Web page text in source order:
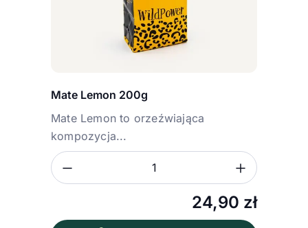
Mate Lemon 200g
Mate Lemon to orzeźwiająca
kompozycja...
24,90 zł
Zmniejsz ilość